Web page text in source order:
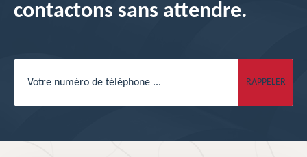
contactons sans attendre.